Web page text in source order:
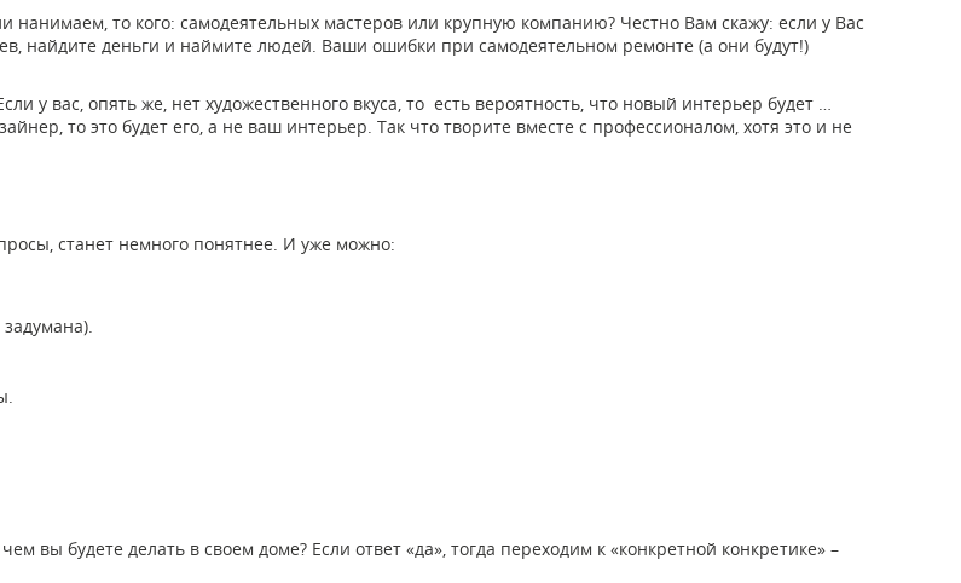
то кого: самодеятельных мастеров или крупную компанию? Честно Вам скажу: если у Вас
найдите деньги и наймите людей. Ваши ошибки при самодеятельном ремонте (а они будут!)
у вас, опять же, нет художественного вкуса, то есть вероятность, что новый интерьер будет …
то это будет его, а не ваш интерьер. Так что творите вместе с профессионалом, хотя это и не
станет немного понятнее. И уже можно:
вы будете делать в своем доме? Если ответ «да», тогда переходим к «конкретной конкретике» –